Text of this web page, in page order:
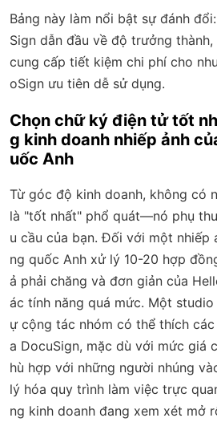
Bảng này làm nổi bật sự đánh
Sign dẫn đầu về độ trưởng
cung cấp tiết kiệm chi phí cho
oSign ưu tiên dễ sử dụng.
Chọn chữ ký điện tử tốt
g kinh doanh nhiếp ảnh
uốc Anh
Từ góc độ kinh doanh, không có
là "tốt nhất" phổ quát—nó phụ
u cầu của bạn. Đối với một nhiếp
ng quốc Anh xử lý 10-20 hợp
ả phải chăng và đơn giản của
ác tính năng quá mức. Một
ự cộng tác nhóm có thể thích
a DocuSign, mặc dù với mức giá
hù hợp với những người nhúng
lý hóa quy trình làm việc trực
ng kinh doanh đang xem xét mở